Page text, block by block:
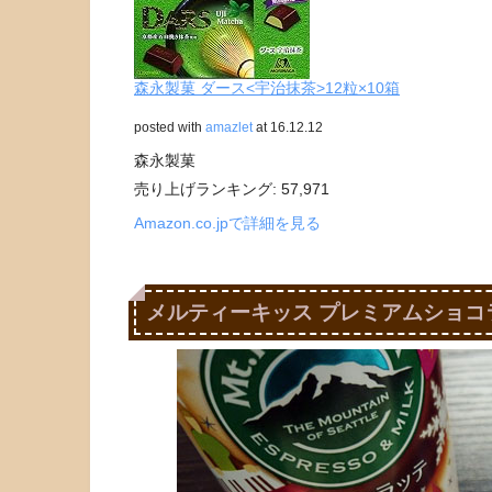
森永製菓 ダース<宇治抹茶>12粒×10箱
posted with amazlet at 16.12.12
森永製菓
売り上げランキング: 57,971
Amazon.co.jpで詳細を見る
メルティーキッス プレミアムショコ